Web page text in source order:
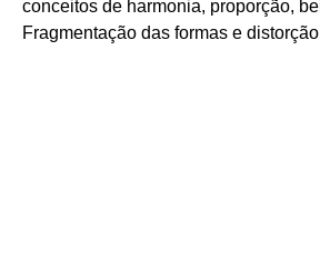
conceitos de harmonia, proporção,
Fragmentação das formas e